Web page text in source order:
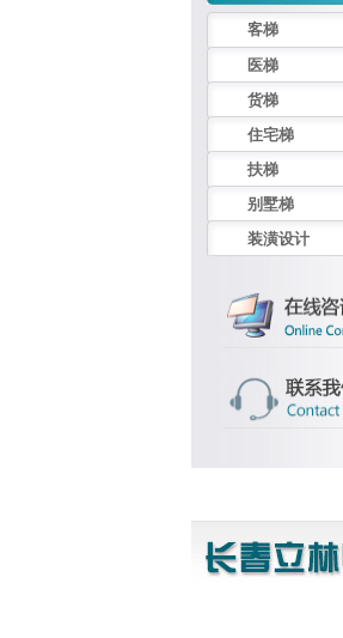
客梯
医梯
货梯
住宅梯
扶梯
别墅梯
装潢设计